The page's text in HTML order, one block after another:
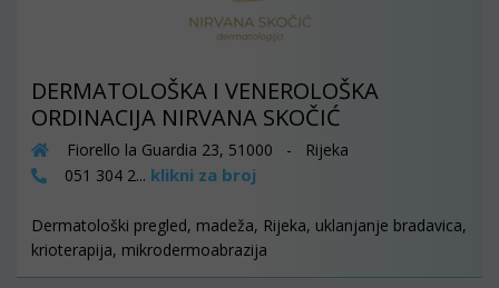
DERMATOLOŠKA I VENEROLOŠKA
ORDINACIJA NIRVANA SKOČIĆ
Fiorello la Guardia 23, 51000 - Rijeka
051 304 2... klikni za broj
Dermatološki pregled, madeža, Rijeka, uklanjanje bradavica,
krioterapija, mikrodermoabrazija